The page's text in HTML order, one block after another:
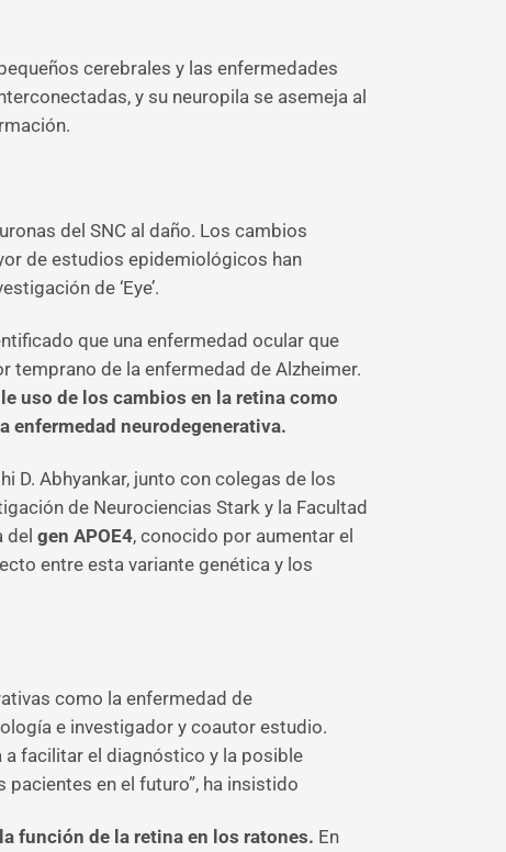
cerebrales y las enfermedades
y su neuropila se asemeja al
del SNC al daño. Los cambios
de estudios epidemiológicos han
de ‘Eye’.
que una enfermedad ocular que
temprano de la enfermedad de Alzheimer.
uso de los cambios en la retina como
enfermedad neurodegenerativa.
D. Abhyankar, junto con colegas de los
de Neurociencias Stark y la Facultad
del gen APOE4, conocido por aumentar el
entre esta variante genética y los
como la enfermedad de
e investigador y coautor estudio.
a facilitar el diagnóstico y la posible
en el futuro”, ha insistido
función de la retina en los ratones. En